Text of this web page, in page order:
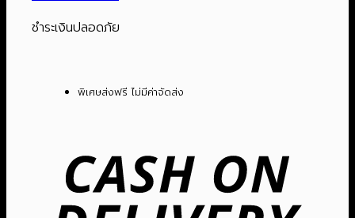
ไฟฟ้า
25
ชำระเงินปลอดภัย
พิเศษส่งฟรี ไม่มีค่าจัดส่ง